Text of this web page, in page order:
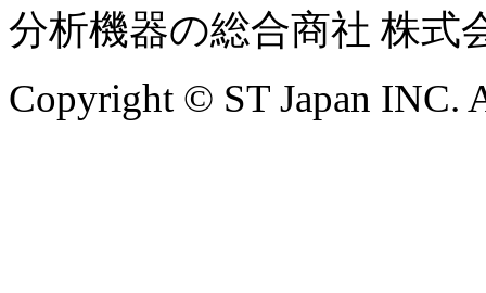
分析機器の総合商社 株式
Copyright © ST Japan INC.